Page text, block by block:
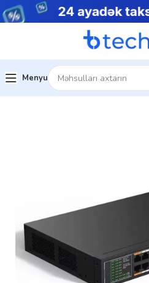
Menyu
Ev Şəbəkə avadanlıqları Konverter